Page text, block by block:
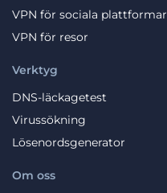
VPN för sociala plattformar
VPN för resor
Om oss
Verktyg
DNS-läckagetest
Virussökning
Lösenordsgenerator